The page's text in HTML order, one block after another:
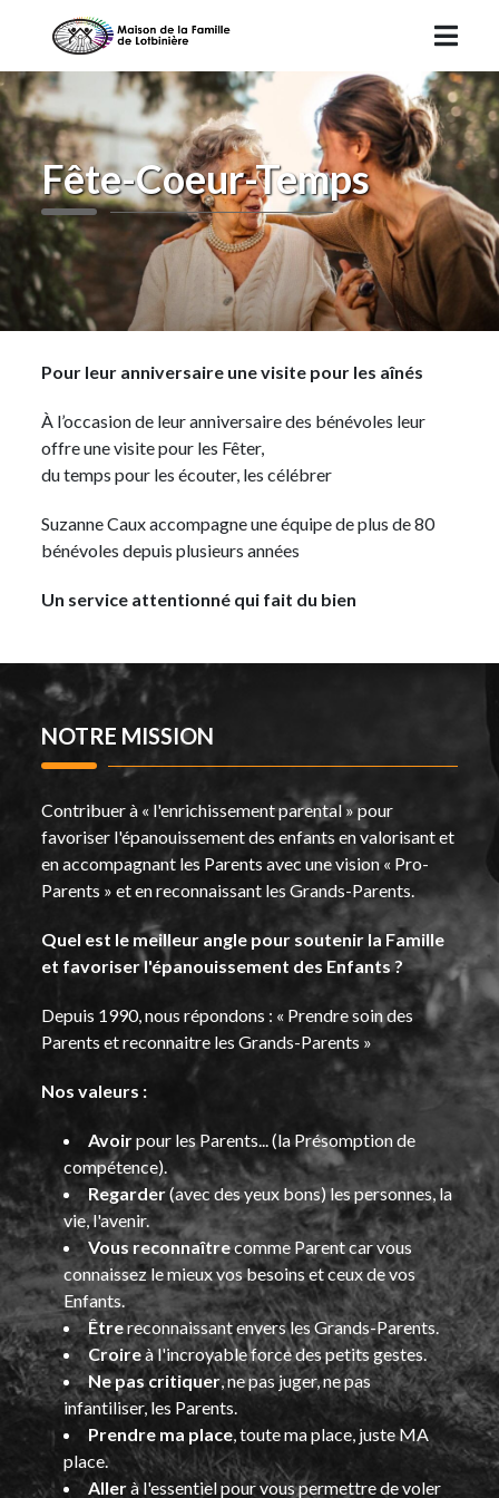
Fête-Coeur-Temps
Pour leur anniversaire une visite pour les aînés
À l’occasion de leur anniversaire des bénévoles leur
offre une visite pour les Fêter,
du temps pour les écouter, les célébrer
Suzanne Caux accompagne une équipe de plus de 80
bénévoles depuis plusieurs années
Un service attentionné qui fait du bien
NOTRE MISSION
Contribuer à « l'enrichissement parental » pour
favoriser l'épanouissement des enfants en valorisant et
en accompagnant les Parents avec une vision « Pro-
Parents » et en reconnaissant les Grands-Parents.
Quel est le meilleur angle pour soutenir la Famille
et favoriser l'épanouissement des Enfants ?
Depuis 1990, nous répondons : « Prendre soin des
Parents et reconnaitre les Grands-Parents »
Nos valeurs :
Avoirpour les Parents... (la Présomption de
compétence).
Regarder(avec des yeux bons) les personnes, la
vie, l'avenir.
Vous reconnaîtrecomme Parent car vous
connaissez le mieux vos besoins et ceux de vos
Enfants.
Êtrereconnaissant envers les Grands-Parents.
Croireà l'incroyable force des petits gestes.
Ne pas critiquer, ne pas juger, ne pas
infantiliser, les Parents.
Prendre ma place , toute ma place, juste MA
place.
Allerà l'essentiel pour vous permettre de voler